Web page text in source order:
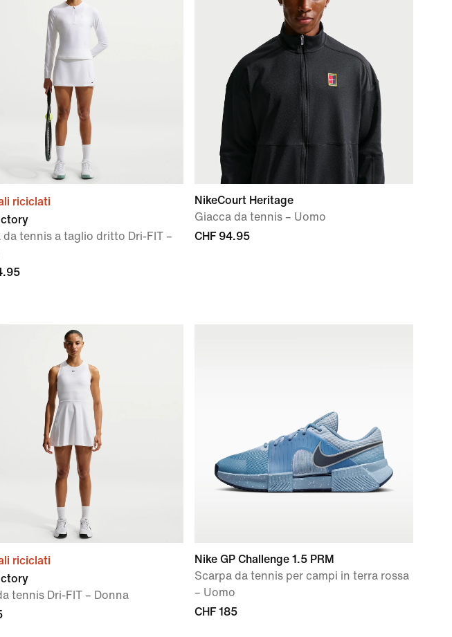
riciclati
da tennis a taglio dritto Dri-FIT –
NikeCourt Heritage
Giacca da tennis – Uomo
CHF 94.95
riciclati
tennis Dri-FIT – Donna
Nike GP Challenge 1.5 PRM
Scarpa da tennis per campi in terra rossa
– Uomo
CHF 185